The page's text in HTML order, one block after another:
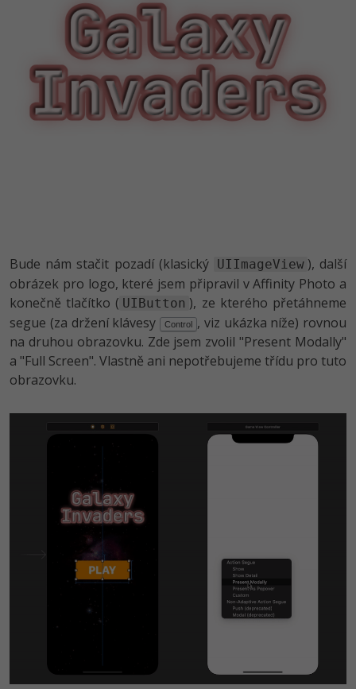
Bude nám stačit pozadí (klasický UIImageView ), další
obrázek pro logo, které jsem připravil v Affinity Photo a
konečně tlačítko ( UIButton ), ze kterého přetáhneme
segue (za držení klávesy
Control
, viz ukázka níže) rovnou
na druhou obrazovku. Zde jsem zvolil "Present Modally"
a "Full Screen". Vlastně ani nepotřebujeme třídu pro tuto
obrazovku.